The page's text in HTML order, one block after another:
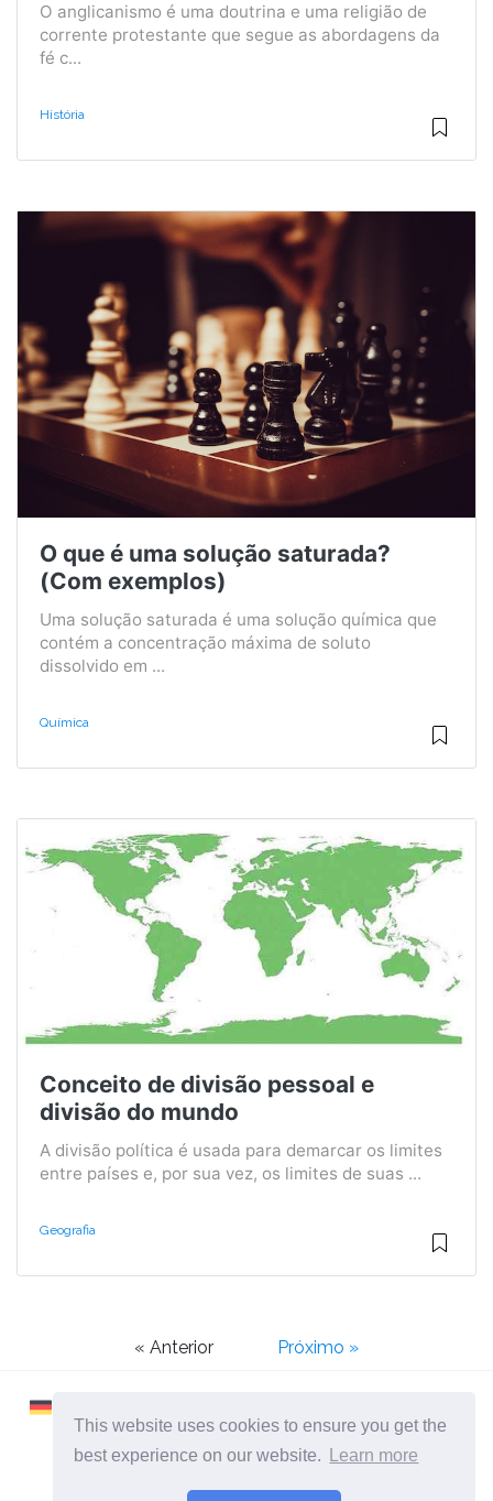
This website uses cookies to ensure you get the
best experience on our website.
Learn more
O anglicanismo é uma doutrina e uma religião de
corrente protestante que segue as abordagens da
fé c...
História
O que é uma solução saturada?
(Com exemplos)
Uma solução saturada é uma solução química que
contém a concentração máxima de soluto
dissolvido em ...
Química
Conceito de divisão pessoal e
divisão do mundo
A divisão política é usada para demarcar os limites
entre países e, por sua vez, os limites de suas ...
Geografia
« Anterior Próximo »
2026 ©Learnaboutworld